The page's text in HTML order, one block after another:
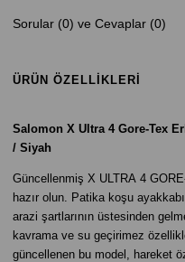
Sorular (0) ve Cevaplar (0)
ÜRÜN ÖZELLIKLERI
Salomon X Ultra 4 Gore-Tex
/ Siyah
Güncellenmiş X ULTRA 4
hazır olun. Patika koşu
arazi şartlarının üstesinden
kavrama ve su geçirimez
güncellenen bu model, hareket